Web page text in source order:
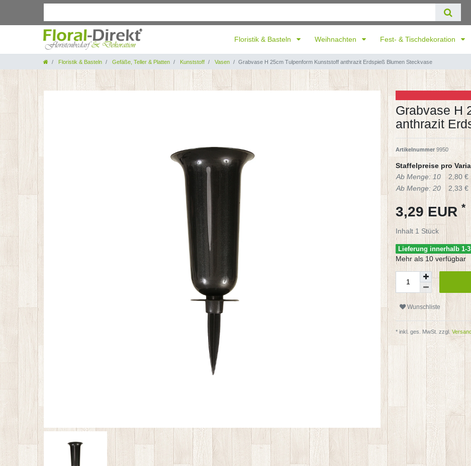
Floristik & Basteln Weihnachten Fest- & Tischdekoration
Floristik & Basteln Gefäße, Teller & Platten Kunststoff Vasen Grabvase H 25cm Tulpenform Kunststoff anthrazit Erdspieß Blumen Steckvase
Grabvase H
anthrazit
Artikelnummer 9950
Staffelpreise pro
Ab Menge: 10
2,80 €
Ab Menge: 20
2,33 €
3,29 EUR *
Inhalt 1 Stück
Lieferung innerhalb 1-
Mehr als 10 verfügbar
Wunschliste
* inkl. ges. MwSt. zzgl.